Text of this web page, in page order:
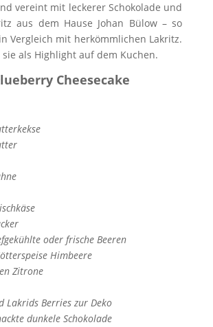
vereint mit leckerer Schokolade und
aus dem Hause Johan Bülow – so
Vergleich mit herkömmlichen Lakritz.
als Highlight auf dem Kuchen.
Cheesecake
oder frische Beeren
Himbeere
Zitrone
Lakrids Berries zur Deko
dunkele Schokolade